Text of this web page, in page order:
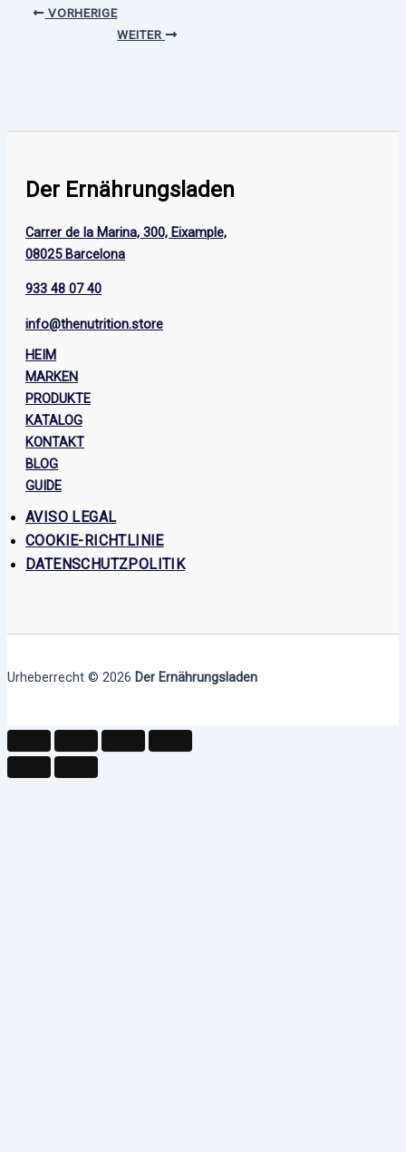
VORHERIGE
WEITER
Der Ernährungsladen
Carrer de la Marina, 300, Eixample,
08025 Barcelona
933 48 07 40
info@thenutrition.store
HEIM
MARKEN
PRODUKTE
KATALOG
KONTAKT
BLOG
GUIDE
AVISO LEGAL
COOKIE-RICHTLINIE
DATENSCHUTZPOLITIK
Urheberrecht © 2026 Der Ernährungsladen